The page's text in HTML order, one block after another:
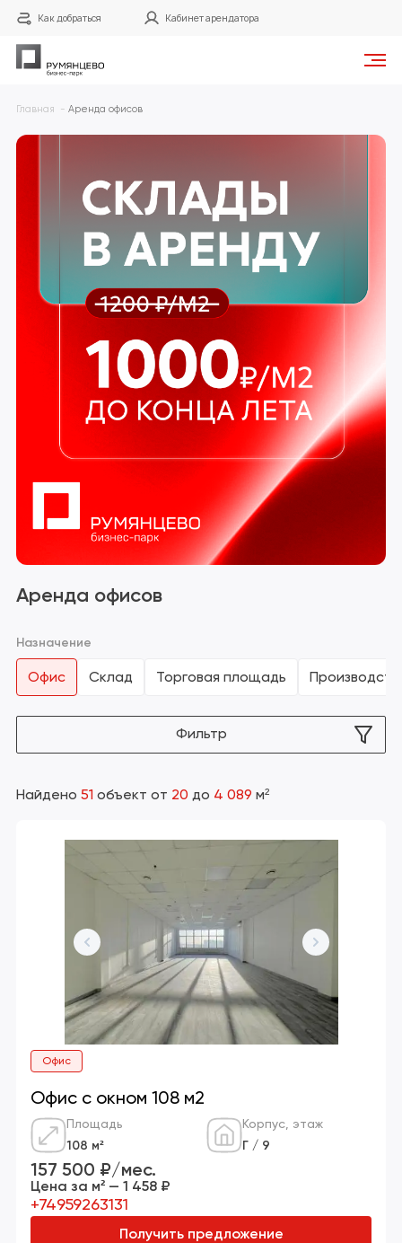
Как добраться Кабинет арендатора
Главная Аренда офисов
Аренда офисов
Назначение
Офис Склад Торговая площадь
Фильтр
200-500 м² от 500 м²
м² до
₽ до
Найти
Сбросить фильтр
Найдено 51 объект от 20 до 4 089 м²
Офис
Офис с окном 108 м2
Площадь
108 м²
Корпус, этаж
Г / 9
157 500 ₽/мес.
Цена за м² — 1 458 ₽
+74959263131
Получить предложение